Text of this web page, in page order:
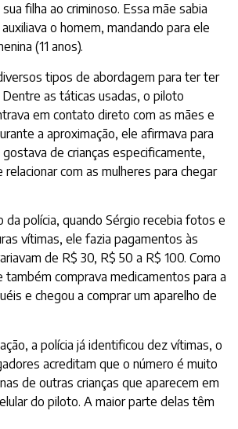
filha ao criminoso. Essa mãe sabia
o homem, mandando para ele
(11 anos).
tipos de abordagem para ter ter
as táticas usadas, o piloto
em contato direto com as mães e
a aproximação, ele afirmava para
de crianças especificamente,
com as mulheres para chegar
da polícia, quando Sérgio recebia fotos e
vítimas, ele fazia pagamentos às
de R$ 30, R$ 50 a R$ 100. Como
também comprava medicamentos para a
e chegou a comprar um aparelho de
a polícia já identificou dez vítimas, o
acreditam que o número é muito
de outras crianças que aparecem em
do piloto. A maior parte delas têm